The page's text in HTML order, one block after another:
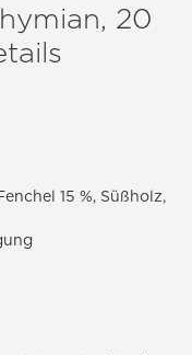
20
15 %, Süßholz,